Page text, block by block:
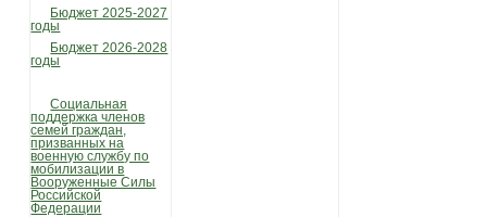
Бюджет 2025-2027
годы
Бюджет 2026-2028
годы
Социальная
поддержка членов
семей граждан,
призванных на
военную службу по
мобилизации в
Вооруженные Силы
Российской
Федерации